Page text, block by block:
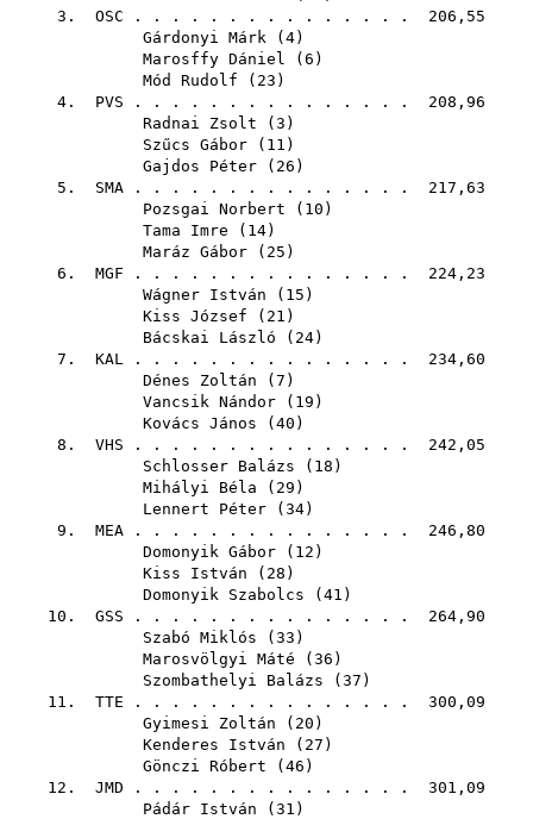
3. OSC . . . . . . . . . . . . . . . 206,55
Gárdonyi Márk ( 4)
Marosffy Dániel ( 6 )
Mód Rudolf ( 23 )
4. PVS . . . . . . . . . . . . . . . 208,96
Radnai Zsolt ( 3 )
Szűcs Gábor ( 11 )
Gajdos Péter ( 26 )
5. SMA . . . . . . . . . . . . . . . 217,63
Pozsgai Norbert ( 10 )
Tama Imre ( 14)
Maráz Gábor ( 25 )
6. MGF . . . . . . . . . . . . . . . 224,23
Wágner István ( 15 )
Kiss József ( 21 )
Bácskai László ( 24)
7. KAL . . . . . . . . . . . . . . . 234,60
Dénes Zoltán ( 7 )
Vancsik Nándor ( 19 )
Kovács János ( 40 )
8. VHS . . . . . . . . . . . . . . . 242,05
Schlosser Balázs ( 18 )
Mihályi Béla ( 29 )
Lennert Péter ( 34)
9. MEA . . . . . . . . . . . . . . . 246,80
Domonyik Gábor ( 12 )
Kiss István ( 28 )
Domonyik Szabolcs ( 41 )
10. GSS . . . . . . . . . . . . . . . 264,90
Szabó Miklós ( 33 )
Marosvölgyi Máté ( 36 )
Szombathelyi Balázs ( 37 )
11. TTE . . . . . . . . . . . . . . . 300,09
Gyimesi Zoltán ( 20 )
Kenderes István ( 27 )
Gönczi Róbert ( 46 )
12. JMD . . . . . . . . . . . . . . . 301,09
Pádár István ( 31 )